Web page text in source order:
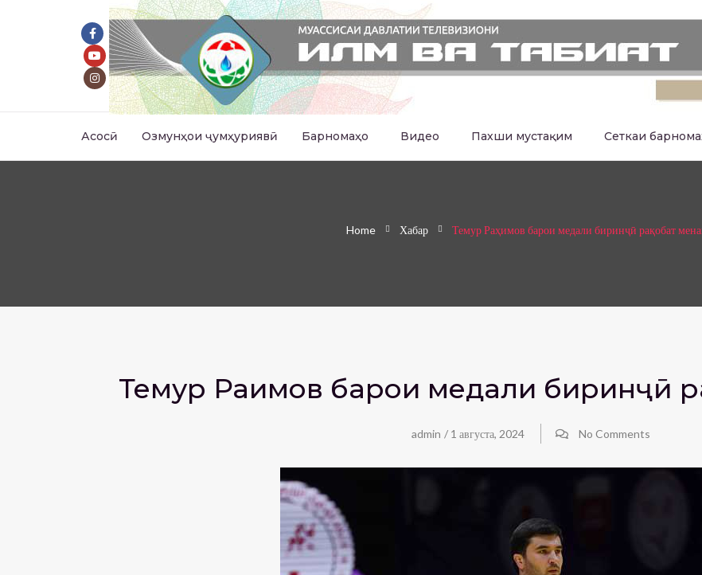
Асосӣ Озмунҳои ҷумҳуриявӣ Барномаҳо Видео Пахши мустақим Сеткаи
Home Хабар Темур Раҳимов барои медали биринҷӣ рақобат
Темур Раҳимов барои медали биринҷӣ
admin / 1 августа, 2024 No Comments